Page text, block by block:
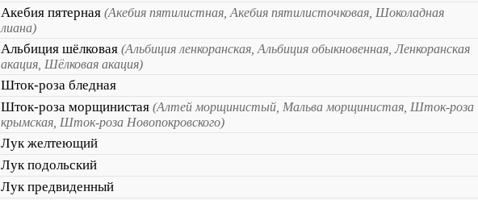
Акебия пятерная (Акебия пятилистная, Акебия пятилисточковая, Шоколадная
лиана)
Альбиция шёлковая (Альбиция ленкоранская, Альбиция обыкновенная, Ленкоранская
акация, Шёлковая акация)
Шток-роза бледная
Шток-роза морщинистая (Алтей морщинистый, Мальва морщинистая, Шток-роза
крымская, Шток-роза Новопокровского)
Лук желтеющий
Лук подольский
Лук предвиденный